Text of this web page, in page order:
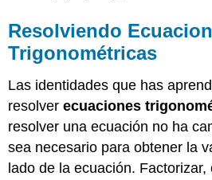
Resolviendo
Trigonométricas
Las identidades que has
resolverecuaciones
resolver una ecuación no ha
sea necesario para obtener la
lado de la ecuación.